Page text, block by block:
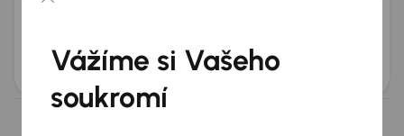
Měsíční splátka
od 425 Kč
Vážíme si Vašeho
soukromí